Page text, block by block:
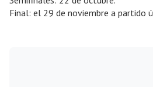
Final: el 29 de noviembre a partido